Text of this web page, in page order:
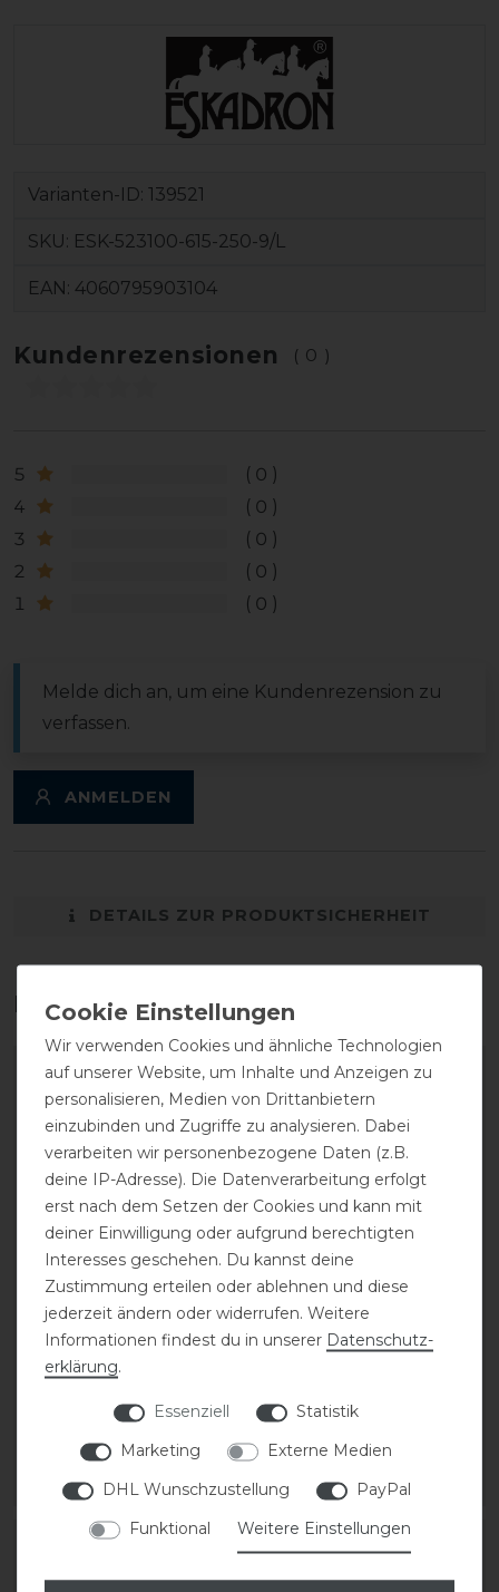
Varianten-ID: 139521
SKU: ESK-523100-615-250-9/L
EAN: 4060795903104
Kundenrezensionen (0)
5
0
4
0
3
0
2
0
1
0
Melde dich an, um eine Kundenrezension zu
verfassen.
ANMELDEN
DETAILS ZUR PRODUKTSICHERHEIT
Das perfekte Zubehör für dich
Eskadron Basics
Pro.Flex Sport Compact
Gamaschen hinten
ARTIKEL MERKEN
Gamaschen vorne
99,95 € *
1 Paar
ARTIKEL MERKEN
Wir verwenden Cookies und ähnliche Technologien
auf unserer Website, um Inhalte und Anzeigen zu
personalisieren, Medien von Drittanbietern
einzubinden und Zugriffe zu analysieren. Dabei
verarbeiten wir personenbezogene Daten (z.B.
deine IP-Adresse). Die Datenverarbeitung erfolgt
erst nach dem Setzen der Cookies und kann mit
deiner Einwilligung oder aufgrund berechtigten
Interesses geschehen. Du kannst deine
Zustimmung erteilen oder ablehnen und diese
jederzeit ändern oder widerrufen. Weitere
Informationen findest du in unserer Daten­schutz­
erklärung.
Essenziell
Statistik
Marketing
Externe Medien
DHL Wunschzustellung
PayPal
Funktional
Weitere Einstellungen